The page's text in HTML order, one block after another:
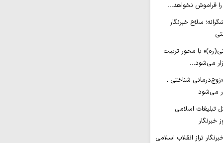
را فراموش نخواهد…
سلاح خبرنگار
با محور تربیت
می‌شود…
شناختی ـ
می‌شود
تبلیغات اسلامی
خبرنگار
تراز انقلاب اسلامی